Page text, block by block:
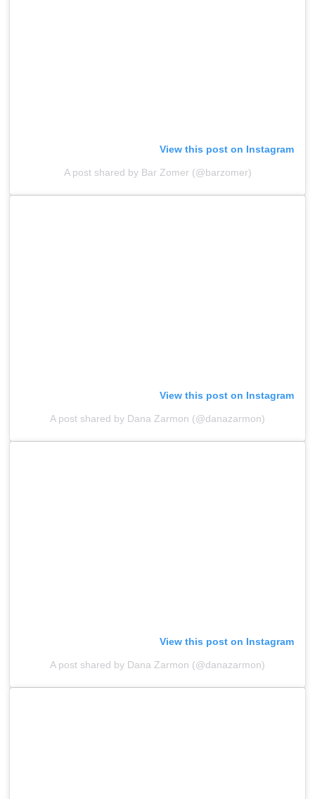
View this post on Instagram
A post shared by Bar Zomer (@barzomer)
View this post on Instagram
A post shared by Dana Zarmon (@danazarmon)
View this post on Instagram
A post shared by Dana Zarmon (@danazarmon)